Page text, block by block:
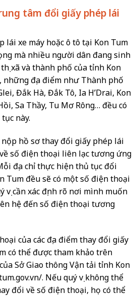
tâm đổi giấy phép lái
lái xe máy hoặc ô tô tại Kon Tum
mà nhiều người dân đang sinh
xã và thành phố của tỉnh Kon
những địa điểm như Thành phố
Đắk Hà, Đắk Tô, Ia H’Drai, Kon
Sa Thầy, Tu Mơ Rông… đều có
này.
hồ sơ thay đổi giấy phép lái
số điện thoại liên lạc tương ứng
địa chỉ thực hiện thủ tục đổi
Tum đều sẽ có một số điện thoại
vị cần xác định rõ nơi mình muốn
hệ đến số điện thoại tương
của các địa điểm thay đổi giấy
có thể được tham khảo trên
Sở Giao thông Vận tải tỉnh Kon
. Nếu quý vị không thể
đổi về số điện thoại, họ có thể